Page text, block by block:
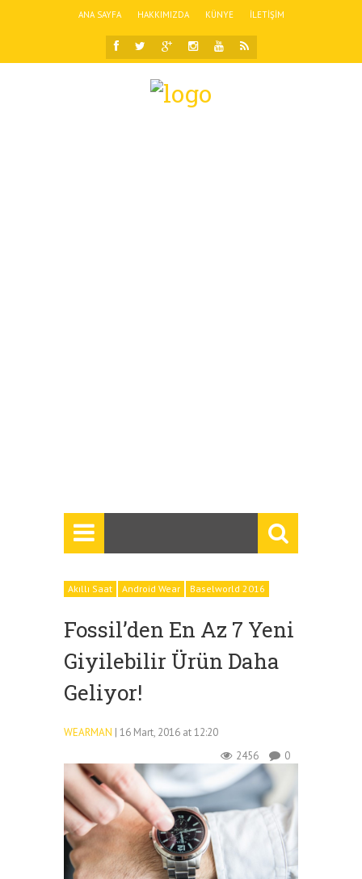
ANA SAYFA HAKKIMIZDA KÜNYE İLETIŞIM
Akıllı Saat Android Wear Baselworld 2016
Fossil’den En Az 7 Yeni
Giyilebilir Ürün Daha
Geliyor!
WEARMAN | 16 Mart, 2016 at 12:20
2456
0